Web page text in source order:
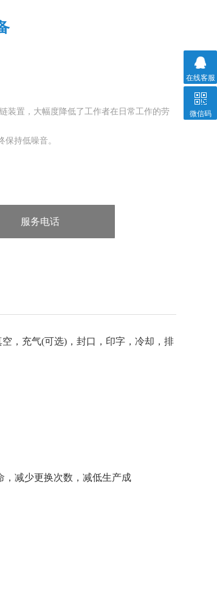
装置，大幅度降低了工作者在日常工作的劳
持低噪音。
服务电话
，充气(可选)，封口，印字，冷却，排
，减少更换次数，减低生产成
在线客服
微信码